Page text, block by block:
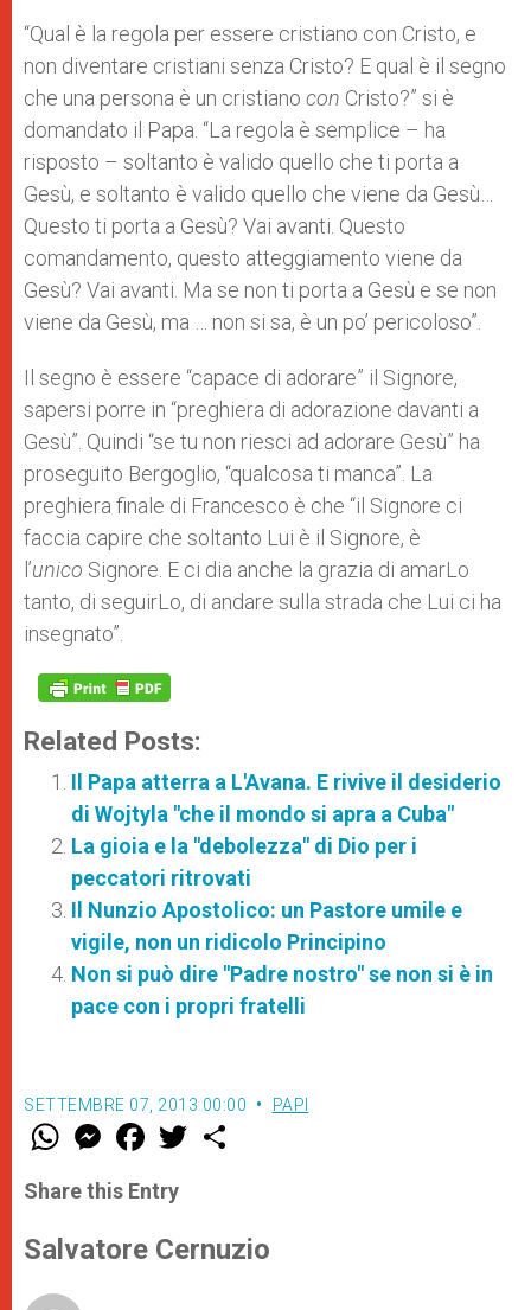
“Qual è la regola per essere cristiano con Cristo, e
non diventare cristiani senza Cristo? E qual è il segno
che una persona è un cristiano con Cristo?” si è
domandato il Papa. “La regola è semplice – ha
risposto – soltanto è valido quello che ti porta a
Gesù, e soltanto è valido quello che viene da Gesù…
Questo ti porta a Gesù? Vai avanti. Questo
comandamento, questo atteggiamento viene da
Gesù? Vai avanti. Ma se non ti porta a Gesù e se non
viene da Gesù, ma … non si sa, è un po’ pericoloso”.
Il segno è essere “capace di adorare” il Signore,
sapersi porre in “preghiera di adorazione davanti a
Gesù”. Quindi “se tu non riesci ad adorare Gesù” ha
proseguito Bergoglio, “qualcosa ti manca”. La
preghiera finale di Francesco è che “il Signore ci
faccia capire che soltanto Lui è il Signore, è
l’unico Signore. E ci dia anche la grazia di amarLo
tanto, di seguirLo, di andare sulla strada che Lui ci ha
insegnato”.
Related Posts:
Il Papa atterra a L'Avana. E rivive il desiderio
di Wojtyla "che il mondo si apra a Cuba"
La gioia e la "debolezza" di Dio per i
peccatori ritrovati
Il Nunzio Apostolico: un Pastore umile e
vigile, non un ridicolo Principino
Non si può dire "Padre nostro" se non si è in
pace con i propri fratelli
SETTEMBRE 07, 2013 00:00 PAPI
W
t
s
p
p
M
e
s
e
g
e
F
a
e
b
o
k
w
r
Share this Entry
Salvatore Cernuzio